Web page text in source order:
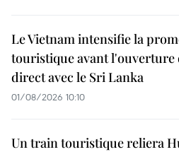
Le Vietnam intensifie la
touristique avant l'ouverture
direct avec le Sri Lanka
01/08/2026 10:10
Un train touristique reliera